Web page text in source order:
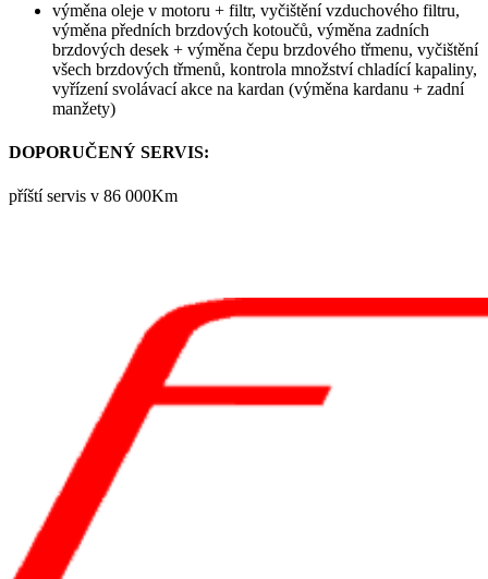
výměna oleje v motoru + filtr, vyčištění vzduchového filtru,
výměna předních brzdových kotoučů, výměna zadních
brzdových desek + výměna čepu brzdového třmenu, vyčištění
všech brzdových třmenů, kontrola množství chladící kapaliny,
vyřízení svolávací akce na kardan (výměna kardanu + zadní
manžety)
DOPORUČENÝ SERVIS:
příští servis v 86 000Km